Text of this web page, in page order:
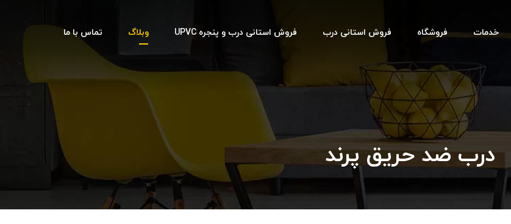
خدمات فروشگاه فروش استانی درب فروش استانی درب و پنجره UPVC وبلاگ تماس با ما
درب ضد حریق پرند